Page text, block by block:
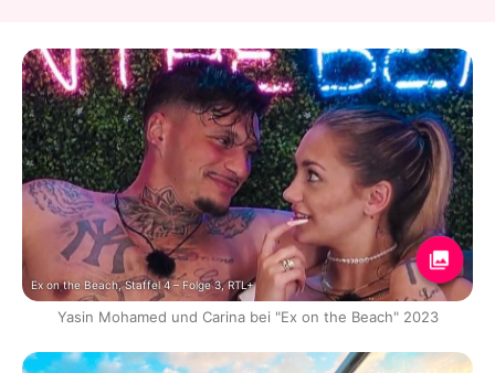
Ex on the Beach, Staffel 4 – Folge 3, RTL+
Yasin Mohamed und Carina bei "Ex on the Beach" 2023